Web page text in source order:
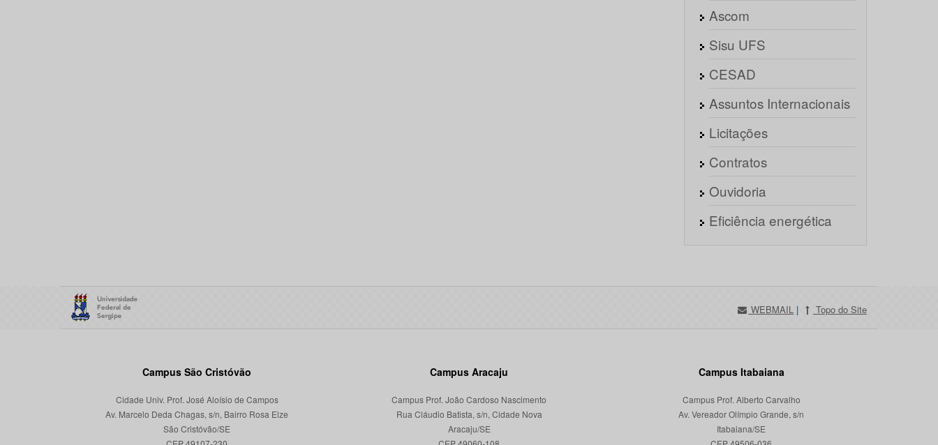
Ascom
Sisu UFS
CESAD
Assuntos Internacionais
Licitações
Contratos
Ouvidoria
Eficiência energética
WEBMAIL | Topo do Site
Campus São Cristóvão
Cidade Univ. Prof. José Aloísio de Campos
Av. Marcelo Deda Chagas, s/n, Bairro Rosa Elze
São Cristóvão/SE
Campus Aracaju
Campus Prof. João Cardoso Nascimento
Rua Cláudio Batista, s/n, Cidade Nova
Aracaju/SE
Campus Itabaiana
Campus Prof. Alberto Carvalho
Av. Vereador Olímpio Grande, s/n
Itabaiana/SE